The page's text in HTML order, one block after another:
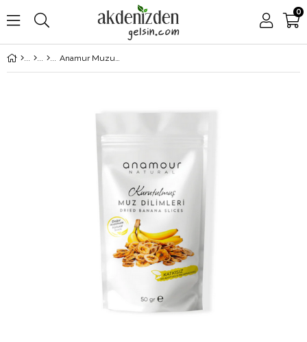
0
Anamur Muzu Kurusu Cips Muz (Şekersiz) Kuru Meyve Kıtırı (25 gr)